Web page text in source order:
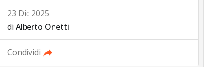
23 Dic 2025
di Alberto Onetti
Condividi